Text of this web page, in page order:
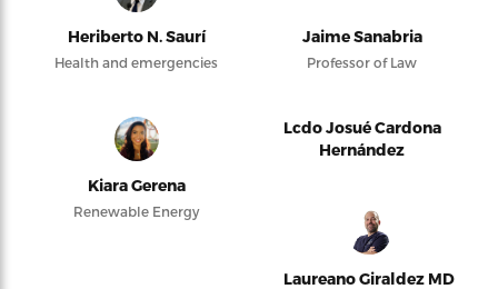
Heriberto N. Saurí
Health and emergencies
Jaime Sanabria
Professor of Law
Kiara Gerena
Renewable Energy
Lcdo Josué Cardona
Hernández
Laureano Giraldez MD